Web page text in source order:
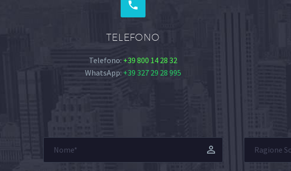


TELEFONO
Telefono: +39 800 14 28 32
WhatsApp: +39 327 29 28 995